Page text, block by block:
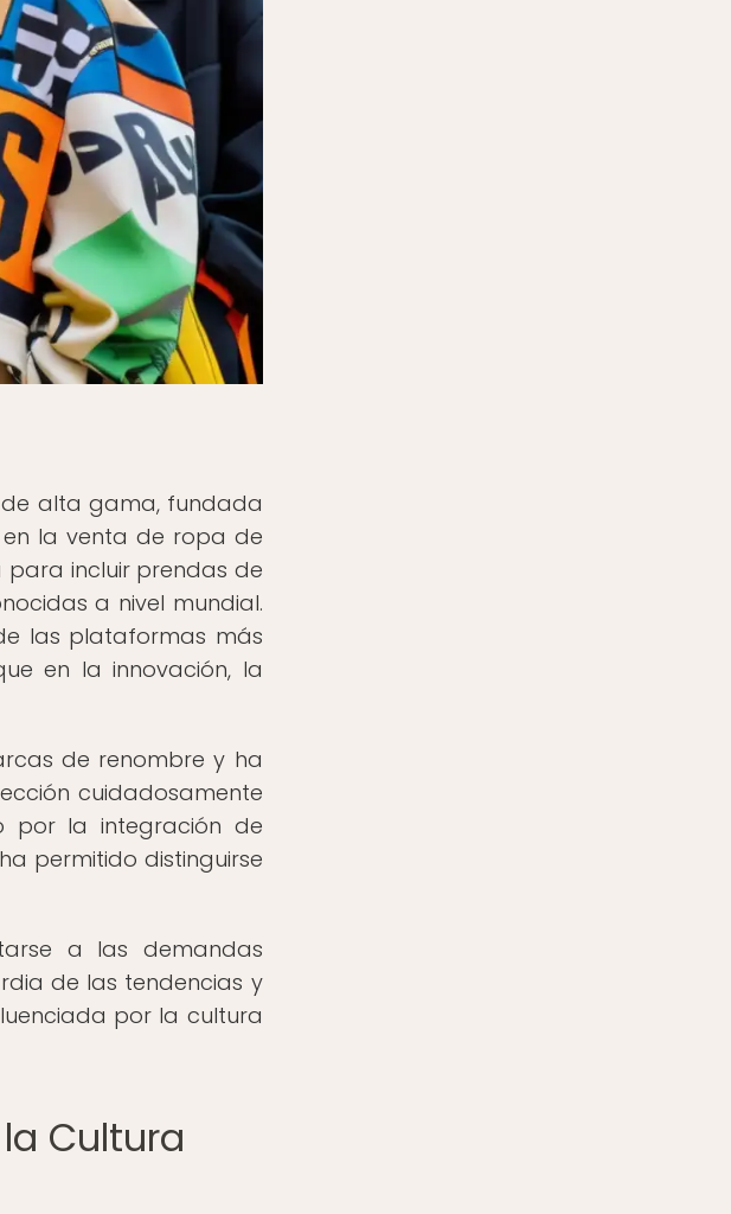
de alta gama, fundada
en la venta de ropa de
incluir prendas de
a nivel mundial.
las plataformas más
en la innovación, la
de renombre y ha
cuidadosamente
por la integración de
permitido distinguirse
a las demandas
de las tendencias y
por la cultura
Cultura